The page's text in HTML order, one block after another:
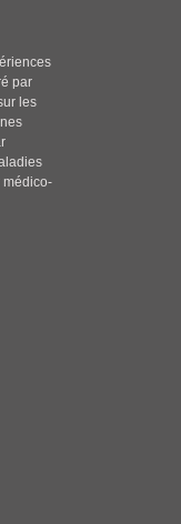
par
les
médico-